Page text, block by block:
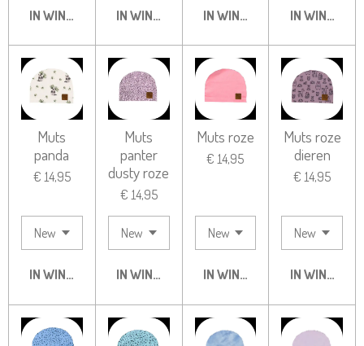
IN WINKELWAGENIN WINKELWAGENIN WINKELWAGEN
IN
Muts
panda
€ 14,95
IN WINKELWAGEN
Muts
panter
dusty roze
€ 14,95
IN WINKELWAGEN
Muts roze
€ 14,95
IN WINKELWAGEN
Muts roze
dieren
€ 14,95
IN